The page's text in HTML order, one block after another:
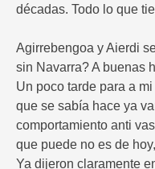
décadas. Todo lo que
Agirrebengoa y Aierdi
sin Navarra? A buenas
Un poco tarde para a
que se sabía hace ya
comportamiento anti
que puede no es de
Ya dijeron claramente